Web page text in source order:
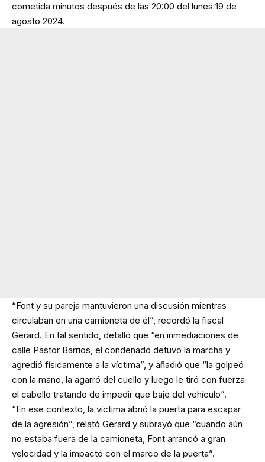
cometida minutos después de las 20:00 del lunes 19 de
agosto 2024.
“Font y su pareja mantuvieron una discusión mientras
circulaban en una camioneta de él”, recordó la fiscal
Gerard. En tal sentido, detalló que “en inmediaciones de
calle Pastor Barrios, el condenado detuvo la marcha y
agredió físicamente a la víctima”, y añadió que “la golpeó
con la mano, la agarró del cuello y luego le tiró con fuerza
el cabello tratando de impedir que baje del vehículo”.
“En ese contexto, la víctima abrió la puerta para escapar
de la agresión”, relató Gerard y subrayó que “cuando aún
no estaba fuera de la camioneta, Font arrancó a gran
velocidad y la impactó con el marco de la puerta”.